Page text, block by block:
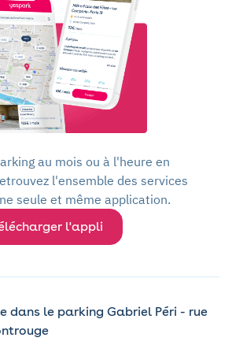
au mois ou à l'heure en
l'ensemble des services
seule et même application.
l'appli
dans le parking Gabriel Péri - rue